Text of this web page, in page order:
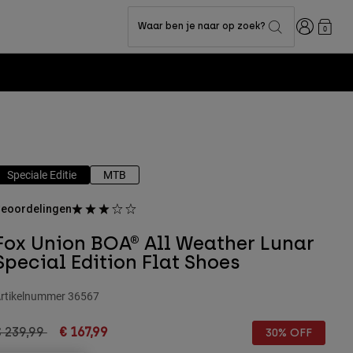
Waar ben je naar op zoek? Inloggen
0
Speciale Editie MTB
Union BOA® All Weather Lunar
Edition Flat Shoes
36567
reduced from
239,99to€ 167,99 30% OFF